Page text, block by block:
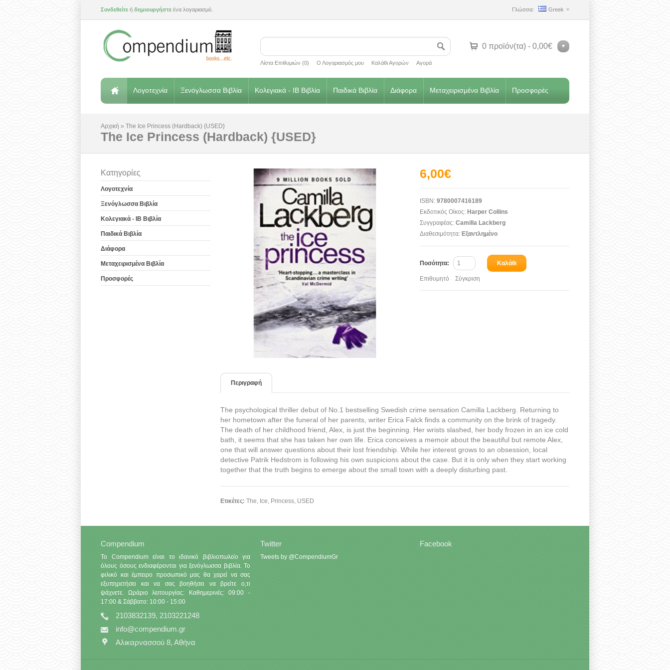
Συνδεθείτε ή δημιουργήστε ένα λογαριασμό. Γλώσσα: Greek
Λίστα Επιθυμιών (0) Ο Λογαριασμός μου Καλάθι Αγορών Αγορά
0 προϊόν(τα) - 0,00€
Λογοτεχνία Ξενόγλωσσα Βιβλία Κολεγιακά - IB Βιβλία Παιδικά Βιβλία Διάφορα Μεταχειρισμένα Βιβλία Προσφορές
Αρχική » The Ice Princess (Hardback) {USED}
The Ice Princess (Hardback) {USED}
Κατηγορίες
Λογοτεχνία
Ξενόγλωσσα Βιβλία
Κολεγιακά - IB Βιβλία
Παιδικά Βιβλία
Διάφορα
Μεταχειρισμένα Βιβλία
Προσφορές
6,00€
ISBN: 9780007416189
Εκδοτικός Οίκος: Harper Collins
Συγγραφέας: Camilla Lackberg
Διαθεσιμότητα: Εξαντλημένο
Ποσότητα: Καλάθι
Επιθυμητό Σύγκριση
Περιγραφή
The psychological thriller debut of No.1 bestselling Swedish crime sensation Camilla Lackberg. Returning to
her hometown after the funeral of her parents, writer Erica Falck finds a community on the brink of tragedy.
The death of her childhood friend, Alex, is just the beginning. Her wrists slashed, her body frozen in an ice cold
bath, it seems that she has taken her own life. Erica conceives a memoir about the beautiful but remote Alex,
one that will answer questions about their lost friendship. While her interest grows to an obsession, local
detective Patrik Hedstrom is following his own suspicions about the case. But it is only when they start working
together that the truth begins to emerge about the small town with a deeply disturbing past.
Ετικέτες: The, Ice, Princess, USED
Compendium
Το Compendium είναι το ιδανικό βιβλιοπωλείο για
όλους όσους ενδιαφέρονται για ξενόγλωσσα βιβλία. Το
φιλικό και έμπειρο προσωπικό μας θα χαρεί να σας
εξυπηρετήσει και να σας βοηθήσει να βρείτε ο,τι
ψάχνετε. Ωράριο λειτουργίας: Καθημερινές: 09:00 -
17:00 & Σάββατο: 10:00 - 15:00
2103832139, 2103221248
info@compendium.gr
Αλικαρνασσού 8, Αθήνα
Twitter
Tweets by @CompendiumGr
Facebook